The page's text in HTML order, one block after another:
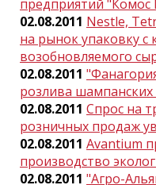
предприятий "Комос
02.08.2011 Nestle,
на рынок упаковку
возобновляемого
02.08.2011
розлива шампанских
02.08.2011 Спрос на
розничных продаж
02.08.2011 Avantium
производство
02.08.2011 "Агро-